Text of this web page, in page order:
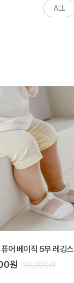
ALL
어 베이직 5부 레깅스
원 10,000원